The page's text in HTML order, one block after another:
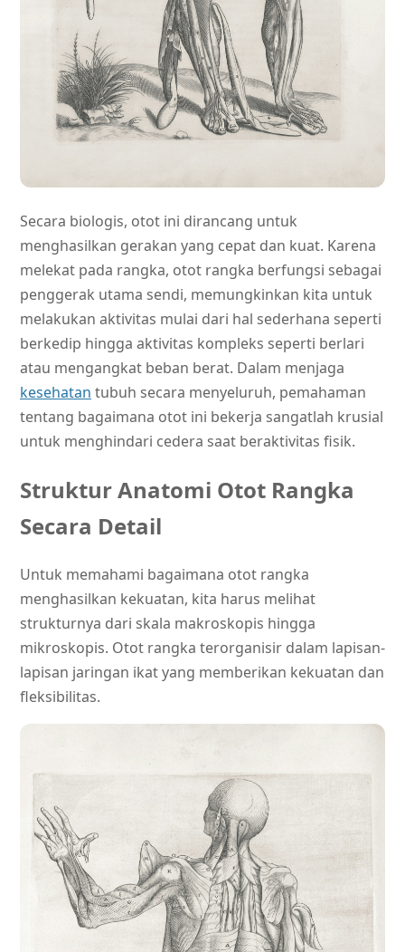
Secara biologis, otot ini dirancang untuk
menghasilkan gerakan yang cepat dan kuat. Karena
melekat pada rangka, otot rangka berfungsi sebagai
penggerak utama sendi, memungkinkan kita untuk
melakukan aktivitas mulai dari hal sederhana seperti
berkedip hingga aktivitas kompleks seperti berlari
atau mengangkat beban berat. Dalam menjaga
kesehatan tubuh secara menyeluruh, pemahaman
tentang bagaimana otot ini bekerja sangatlah krusial
untuk menghindari cedera saat beraktivitas fisik.
Struktur Anatomi Otot Rangka
Secara Detail
Untuk memahami bagaimana otot rangka
menghasilkan kekuatan, kita harus melihat
strukturnya dari skala makroskopis hingga
mikroskopis. Otot rangka terorganisir dalam lapisan-
lapisan jaringan ikat yang memberikan kekuatan dan
fleksibilitas.